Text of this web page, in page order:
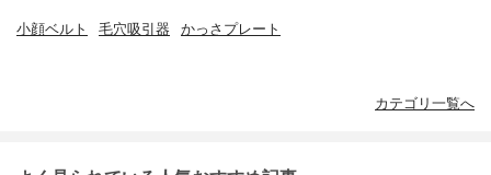
小顔ベルト 毛穴吸引器 かっさプレート
カテゴリ一覧へ